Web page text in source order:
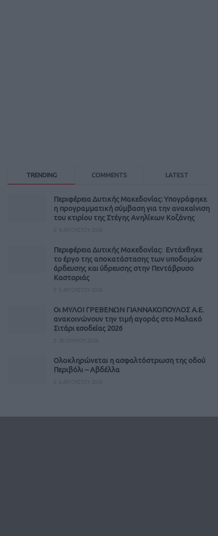
TRENDING COMMENTS LATEST
Περιφέρεια Δυτικής Μακεδονίας: Υπογράφηκε
η προγραμματική σύμβαση για την ανακαίνιση
του κτιρίου της Στέγης Ανηλίκων Κοζάνης
Περιφέρεια Δυτικής Μακεδονίας: Εντάχθηκε
το έργο της αποκατάστασης των υποδομών
άρδευσης και ύδρευσης στην Πεντάβρυσο
Καστοριάς
Οι ΜΥΛΟΙ ΓΡΕΒΕΝΩΝ ΓΙΑΝΝΑΚΟΠΟΥΛΟΣ Α.Ε.
ανακοινώνουν την τιμή αγοράς στο Μαλακό
Σιτάρι εσοδείας 2026
Ολοκληρώνεται η ασφαλτόστρωση της οδού
Περιβόλι – Αβδέλλα